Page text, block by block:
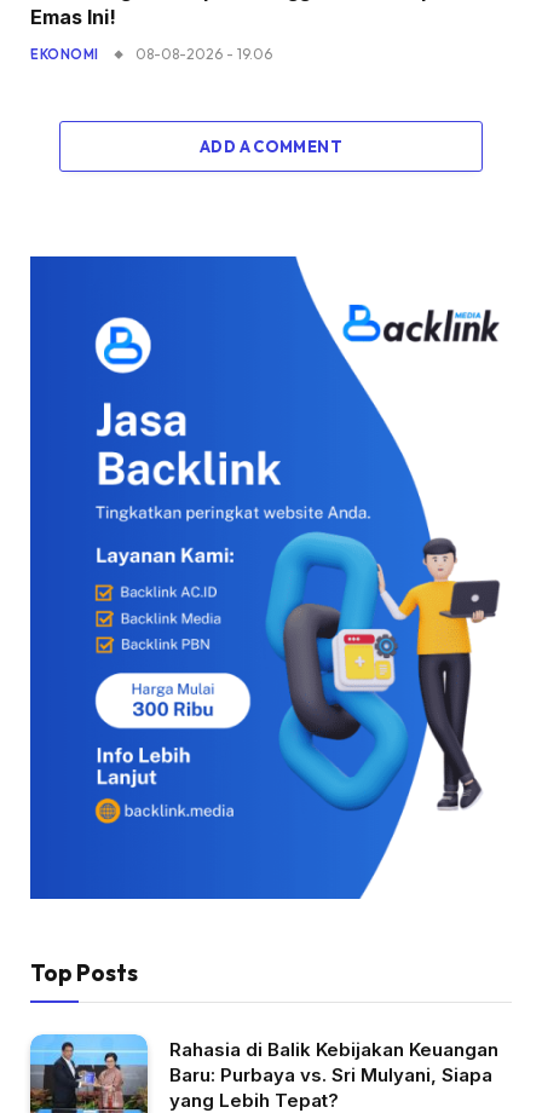
Emas Ini!
EKONOMI 08-08-2026 - 19.06
ADD A COMMENT
Top Posts
Rahasia di Balik Kebijakan Keuangan
Baru: Purbaya vs. Sri Mulyani, Siapa
yang Lebih Tepat?